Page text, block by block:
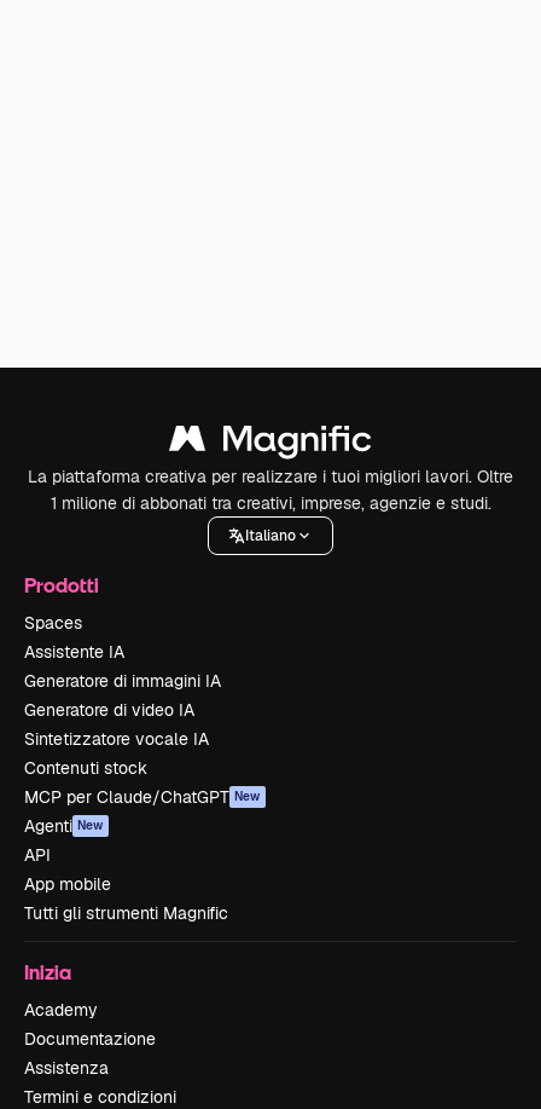
La piattaforma creativa per realizzare i tuoi migliori lavori. Oltre
1 milione di abbonati tra creativi, imprese, agenzie e studi.
Italiano
Prodotti
Spaces
Assistente IA
Generatore di immagini IA
Generatore di video IA
Sintetizzatore vocale IA
Contenuti stock
MCP per Claude/ChatGPT New
Agenti New
API
App mobile
Tutti gli strumenti Magnific
Inizia
Academy
Documentazione
Assistenza
Termini e condizioni